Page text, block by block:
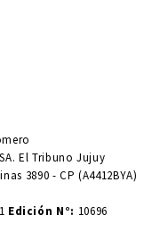
El Tribuno Jujuy
3890 - CP (A4412BYA)
Edición N°: 10696